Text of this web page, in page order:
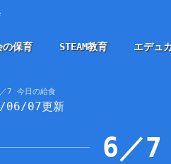
の保育 STEAM教育 エデュ
7 今日の給食
06/07更新
6／7